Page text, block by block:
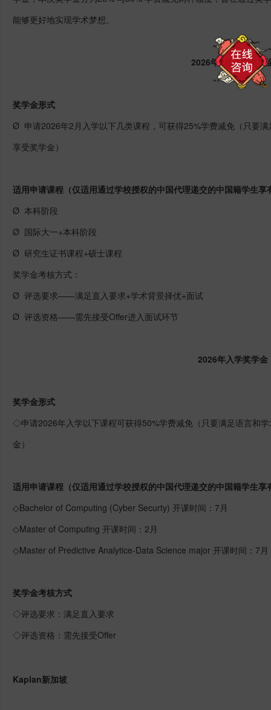
能够更好地实现学术梦想。
2026年2月入学奖学
奖学金形式
Ø 申请2026年2月入学以下几类课程，可获得25%学费减免（只要
享受奖学金）
适用申请课程（仅适用通过学校授权的中国代理递交的中国籍学生享
Ø 本科阶段
Ø 国际大一+本科阶段
Ø 研究生证书课程+硕士课程
奖学金考核方式：
Ø 评选要求——满足直入要求+学术背景择优+面试
Ø 评选资格——需先接受Offer进入面试环节
2026年入学奖学金
奖学金形式
◇申请2026年入学以下课程可获得50%学费减免（只要满足语言和
金）
适用申请课程（仅适用通过学校授权的中国代理递交的中国籍学生享
◇Bachelor of Computing (Cyber Securty) 开课时间：7月
◇Master of Computing 开课时间：2月
◇Master of Predictive Analytice-Data Science major 开课时间：7月
奖学金考核方式
◇评选要求：满足直入要求
◇评选资格：需先接受Offer
Kaplan新加坡